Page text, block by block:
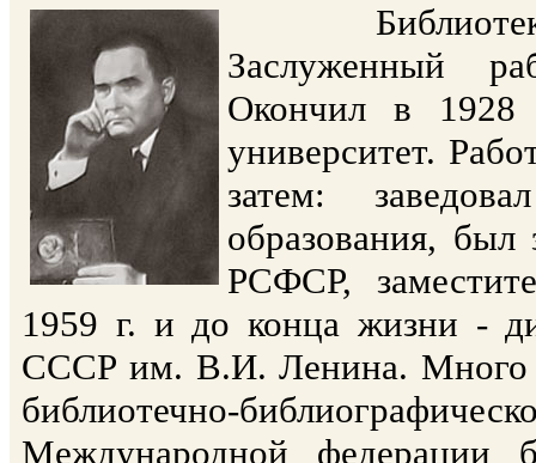
Заслуженный
Окончил в 1928
университет.
затем:
образования, был
РСФСР,
1959 г. и до конца жизни -
СССР им. В.И. Ленина. Много
библиотечно-
Международной федерации